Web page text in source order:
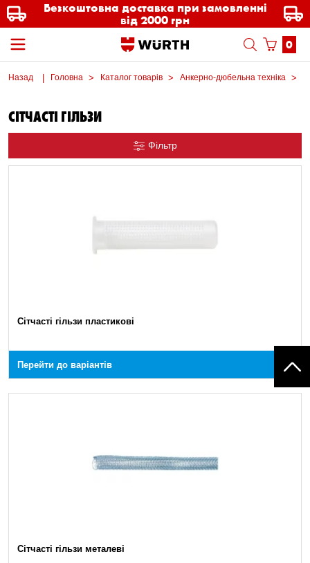
Безкоштовна доставка при замовленні
від 2000 грн
0
Назад Головна Каталог товарів Анкерно-дюбельна техніка
СІТЧАСТІ ГІЛЬЗИ
Фільтр
Сітчасті гільзи пластикові
Перейти до варіантів
Сітчасті гільзи металеві